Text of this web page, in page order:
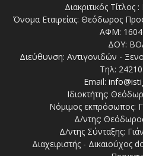
Διακριτικός Τίτλος
Όνομα Εταιρείας: Θεόδωρος
ΑΦΜ:
ΔΟΥ:
Διεύθυνση: Αντιγονιδών -
Τηλ:
Email:
Ιδιοκτήτης:
Νόμιμος εκπρόσωπος:
Δ/ντης:
Δ/ντης Σύνταξης:
Διαχειριστής -